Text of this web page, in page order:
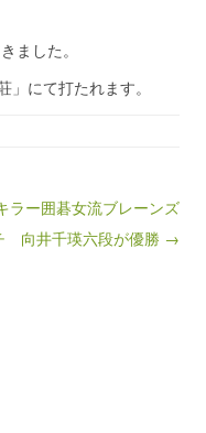
ました。
にて打たれます。
ラー囲碁女流ブレーンズ
向井千瑛六段が優勝 →